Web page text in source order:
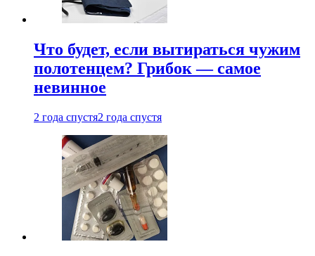
Что будет, если вытираться чужим
полотенцем? Грибок — самое
невинное
2 года спустя2 года спустя